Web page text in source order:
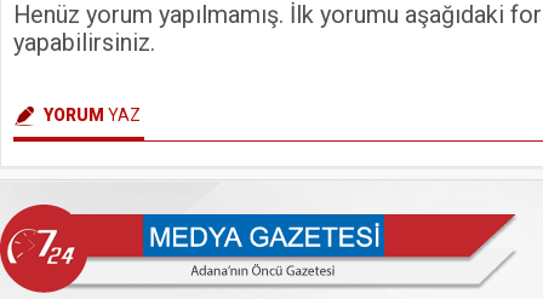
Henüz yorum yapılmamış. İlk yorumu aşağıdaki
yapabilirsiniz.
YORUM YAZ